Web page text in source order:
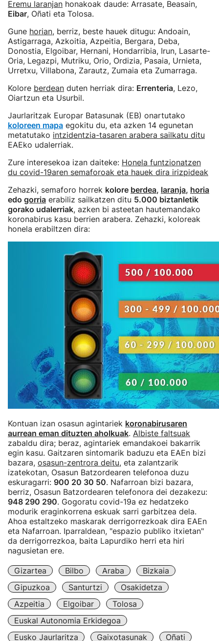
Eremu laranjan honakoak daude: Arrasate, Beasain,
Eibar, Oñati eta Tolosa.
Gune horian, berriz, beste hauek ditugu: Andoain,
Astigarraga, Azkoitia, Azpeitia, Bergara, Deba,
Donostia, Elgoibar, Hernani, Hondarribia, Irun, Lasarte-
Oria, Legazpi, Mutriku, Orio, Ordizia, Pasaia, Urnieta,
Urretxu, Villabona, Zarautz, Zumaia eta Zumarraga.
Kolore berdean duten herriak dira: Errenteria, Lezo,
Oiartzun eta Usurbil.
Jaurlaritzak Europar Batasunak (EB) onartutako
koloreen mapa egokitu du, eta azken 14 egunetan
metatutako intzidentzia-tasaren arabera sailkatu ditu
EAEko udalerriak.
Zure interesekoa izan daiteke: Honela funtzionatzen
du covid-19aren semaforoak eta hauek dira irizpideak
Zehazki, semaforo horrek kolore berdea, laranja, horia
edo gorria erabiliz sailkatzen ditu 5.000 biztanletik
gorako udalerriak, azken bi asteetan hautemandako
koronabirus kasu berrien arabera. Zehazki, koloreak
honela erabiltzen dira:
Kontuan izan osasun agintariek koronabirusaren
aurrean eman dituzten aholkuak. Albiste faltsuak
zabaldu dira; beraz, agintariek emandakoei bakarrik
egin kasu. Gaitzaren sintomarik baduzu eta EAEn bizi
bazara, osasun-zentrora deitu, eta zalantzarik
izatekotan, Osasun Batzordearen telefonoa duzu
eskuragarri: 900 20 30 50. Nafarroan bizi bazara,
berriz, Osasun Batzordearen telefonora dei dezakezu:
948 290 290. Gogoratu covid-19a ez hedatzeko
modurik eraginkorrena eskuak sarri garbitzea dela.
Ahoa estaltzeko maskarak derrigorrezkoak dira EAEn
eta Nafarroan. Iparraldean, "espazio publiko itxietan"
da derrigorrezkoa, baita Lapurdiko herri eta hiri
nagusietan ere.
Gizartea Bilbo Araba
Bizkaia
Gipuzkoa
Santurtzi
Osakidetza
Azpeitia
Elgoibar
Tolosa
Euskal Autonomia Erkidegoa
Eusko Jaurlaritza
Gaixotasunak Oñati